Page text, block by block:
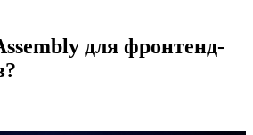
для фронтенд-